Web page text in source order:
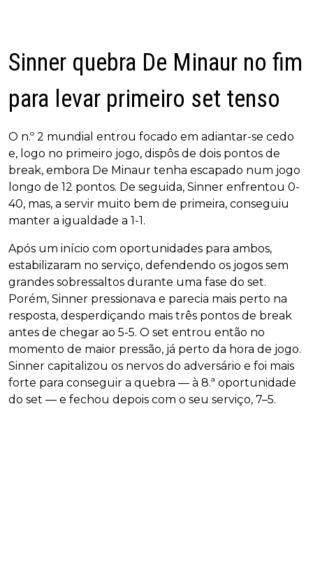
Sinner quebra De Minaur no fim
para levar primeiro set tenso
O n.º 2 mundial entrou focado em adiantar-se cedo
e, logo no primeiro jogo, dispôs de dois pontos de
break, embora De Minaur tenha escapado num jogo
longo de 12 pontos. De seguida, Sinner enfrentou 0-
40, mas, a servir muito bem de primeira, conseguiu
manter a igualdade a 1-1.
Após um início com oportunidades para ambos,
estabilizaram no serviço, defendendo os jogos sem
grandes sobressaltos durante uma fase do set.
Porém, Sinner pressionava e parecia mais perto na
resposta, desperdiçando mais três pontos de break
antes de chegar ao 5-5. O set entrou então no
momento de maior pressão, já perto da hora de jogo.
Sinner capitalizou os nervos do adversário e foi mais
forte para conseguir a quebra — à 8.ª oportunidade
do set — e fechou depois com o seu serviço, 7–5.